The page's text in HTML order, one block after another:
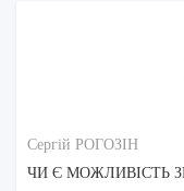
Сергій РОГОЗІН
ЧИ Є МОЖЛИВІСТЬ